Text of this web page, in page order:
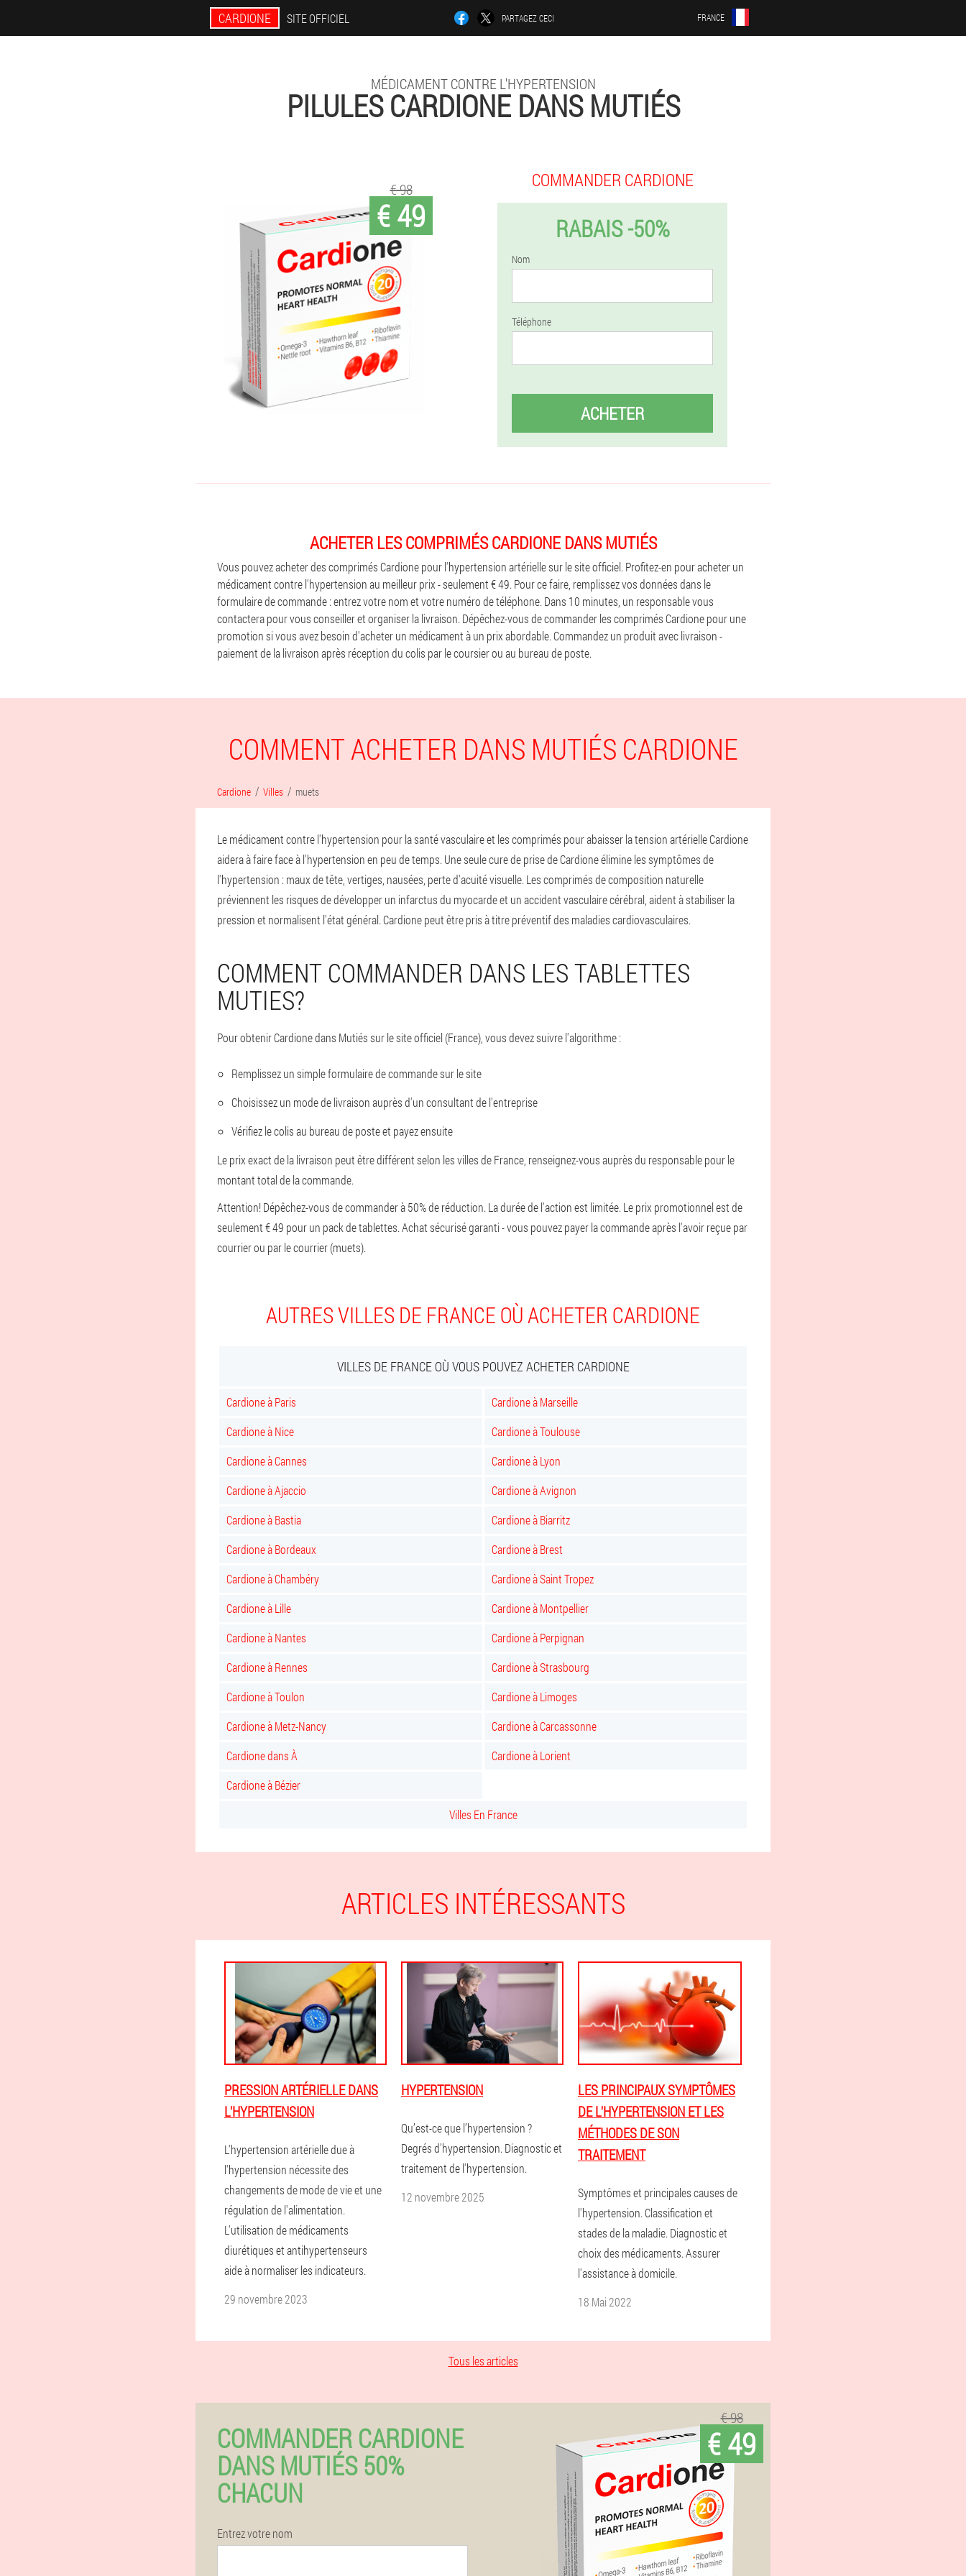
CARDIONE SITE OFFICIEL PARTAGEZ CECI FRANCE
MÉDICAMENT CONTRE L'HYPERTENSION
PILULES CARDIONE DANS MUTIÉS
€ 49
€ 98 COMMANDER CARDIONE
RABAIS -50%
Nom
Téléphone
ACHETER
ACHETER LES COMPRIMÉS CARDIONE DANS MUTIÉS
Vous pouvez acheter des comprimés Cardione pour l'hypertension artérielle sur le site officiel. Profitez-en pour acheter un
médicament contre l'hypertension au meilleur prix - seulement € 49. Pour ce faire, remplissez vos données dans le
formulaire de commande : entrez votre nom et votre numéro de téléphone. Dans 10 minutes, un responsable vous
contactera pour vous conseiller et organiser la livraison. Dépêchez-vous de commander les comprimés Cardione pour une
promotion si vous avez besoin d'acheter un médicament à un prix abordable. Commandez un produit avec livraison -
paiement de la livraison après réception du colis par le coursier ou au bureau de poste.
COMMENT ACHETER DANS MUTIÉS CARDIONE
Cardione Villes muets
Le médicament contre l'hypertension pour la santé vasculaire et les comprimés pour abaisser la tension artérielle Cardione
aidera à faire face à l'hypertension en peu de temps. Une seule cure de prise de Cardione élimine les symptômes de
l'hypertension : maux de tête, vertiges, nausées, perte d'acuité visuelle. Les comprimés de composition naturelle
préviennent les risques de développer un infarctus du myocarde et un accident vasculaire cérébral, aident à stabiliser la
pression et normalisent l'état général. Cardione peut être pris à titre préventif des maladies cardiovasculaires.
COMMENT COMMANDER DANS LES TABLETTES
MUTIES?
Pour obtenir Cardione dans Mutiés sur le site officiel (France), vous devez suivre l'algorithme :
Remplissez un simple formulaire de commande sur le site
Choisissez un mode de livraison auprès d'un consultant de l'entreprise
Vérifiez le colis au bureau de poste et payez ensuite
Le prix exact de la livraison peut être différent selon les villes de France, renseignez-vous auprès du responsable pour le
montant total de la commande.
Attention! Dépêchez-vous de commander à 50% de réduction. La durée de l'action est limitée. Le prix promotionnel est de
seulement € 49 pour un pack de tablettes. Achat sécurisé garanti - vous pouvez payer la commande après l'avoir reçue par
courrier ou par le courrier (muets).
AUTRES VILLES DE FRANCE OÙ ACHETER CARDIONE
VILLES DE FRANCE OÙ VOUS POUVEZ ACHETER CARDIONE
Cardione à Paris
Cardione à Marseille
Cardione à Nice
Cardione à Toulouse
Cardione à Cannes
Cardione à Lyon
Cardione à Ajaccio
Cardione à Avignon
Cardione à Bastia
Cardione à Biarritz
Cardione à Bordeaux
Cardione à Brest
Cardione à Chambéry
Cardione à Saint Tropez
Cardione à Lille
Cardione à Montpellier
Cardione à Nantes
Cardione à Perpignan
Cardione à Rennes
Cardione à Strasbourg
Cardione à Toulon
Cardione à Limoges
Cardione à Metz-Nancy
Cardione à Carcassonne
Cardione dans À
Cardione à Lorient
Cardione à Bézier
Villes En France
ARTICLES INTÉRESSANTS
PRESSION ARTÉRIELLE DANS
L'HYPERTENSION
L'hypertension artérielle due à
l'hypertension nécessite des
changements de mode de vie et une
régulation de l'alimentation.
L'utilisation de médicaments
diurétiques et antihypertenseurs
aide à normaliser les indicateurs.
29 novembre 2023
HYPERTENSION
Qu’est-ce que l’hypertension ?
Degrés d'hypertension. Diagnostic et
traitement de l'hypertension.
12 novembre 2025
LES PRINCIPAUX SYMPTÔMES
DE L'HYPERTENSION ET LES
MÉTHODES DE SON
TRAITEMENT
Symptômes et principales causes de
l'hypertension. Classification et
stades de la maladie. Diagnostic et
choix des médicaments. Assurer
l'assistance à domicile.
18 Mai 2022
Tous les articles
COMMANDER CARDIONE
DANS MUTIÉS 50%
CHACUN
Entrez votre nom
€ 98
€ 49